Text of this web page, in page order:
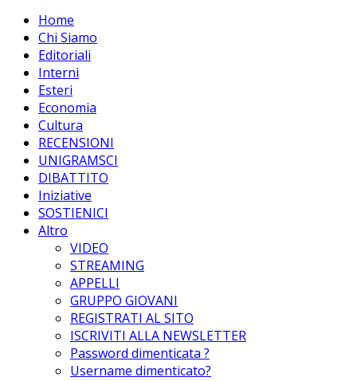
Home
Chi Siamo
Editoriali
Interni
Esteri
Economia
Cultura
RECENSIONI
UNIGRAMSCI
DIBATTITO
Iniziative
SOSTIENICI
Altro
VIDEO
STREAMING
APPELLI
GRUPPO GIOVANI
REGISTRATI AL SITO
ISCRIVITI ALLA NEWSLETTER
Password dimenticata ?
Username dimenticato?